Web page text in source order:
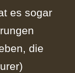
es sogar
die